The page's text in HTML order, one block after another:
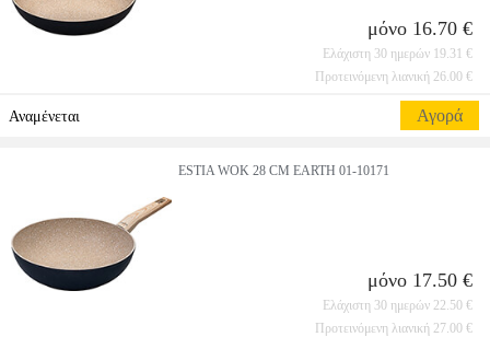
μόνο 16.70 €
Ελάχιστη 30 ημερών 19.31 €
Προτεινόμενη λιανική 26.00 €
Αναμένεται Αγορά
ESTIA WOK 28 CM EARTH 01-10171
μόνο 17.50 €
Ελάχιστη 30 ημερών 22.50 €
Προτεινόμενη λιανική 27.00 €